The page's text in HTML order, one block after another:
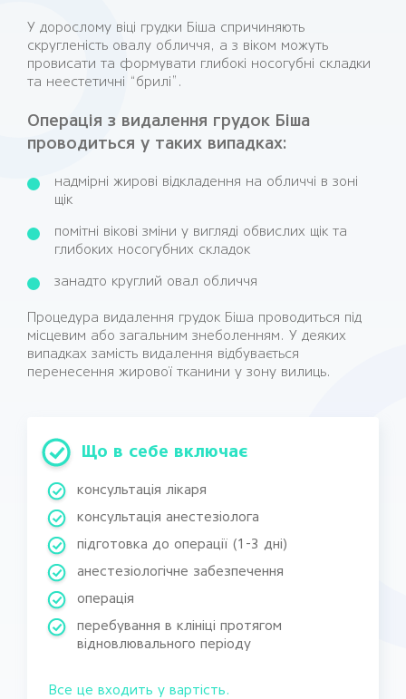
У дорослому віці грудки Біша спричиняють
скругленість овалу обличчя, а з віком можуть
провисати та формувати глибокі носогубні складки
та неестетичні “брилі”.
Операція з видалення грудок Біша
проводиться у таких випадках:
надмірні жирові відкладення на обличчі в зоні
щік
помітні вікові зміни у вигляді обвислих щік та
глибоких носогубних складок
занадто круглий овал обличчя
Процедура видалення грудок Біша проводиться під
місцевим або загальним знеболенням. У деяких
випадках замість видалення відбувається
перенесення жирової тканини у зону вилиць.
Що в себе включає
консультація лікаря
консультація анестезіолога
підготовка до операції (1-3 дні)
анестезіологічне забезпечення
операція
перебування в клініці протягом
відновлювального періоду
Все це входить у вартість.